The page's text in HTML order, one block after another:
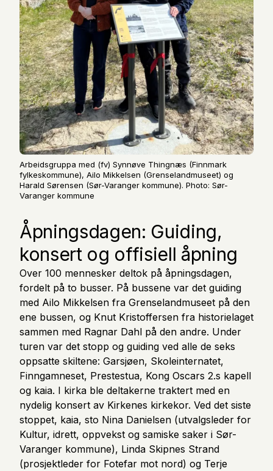
Arbeidsgruppa med (fv) Synnøve Thingnæs (Finnmark
fylkeskommune), Ailo Mikkelsen (Grenselandmuseet) og
Harald Sørensen (Sør-Varanger kommune). Photo: Sør-
Varanger kommune
Åpningsdagen: Guiding,
konsert og offisiell åpning
Over 100 mennesker deltok på åpningsdagen,
fordelt på to busser. På bussene var det guiding
med Ailo Mikkelsen fra Grenselandmuseet på den
ene bussen, og Knut Kristoffersen fra historielaget
sammen med Ragnar Dahl på den andre. Under
turen var det stopp og guiding ved alle de seks
oppsatte skiltene: Garsjøen, Skoleinternatet,
Finngamneset, Prestestua, Kong Oscars 2.s kapell
og kaia. I kirka ble deltakerne traktert med en
nydelig konsert av Kirkenes kirkekor. Ved det siste
stoppet, kaia, sto Nina Danielsen (utvalgsleder for
Kultur, idrett, oppvekst og samiske saker i Sør-
Varanger kommune), Linda Skipnes Strand
(prosjektleder for Fotefar mot nord) og Terje